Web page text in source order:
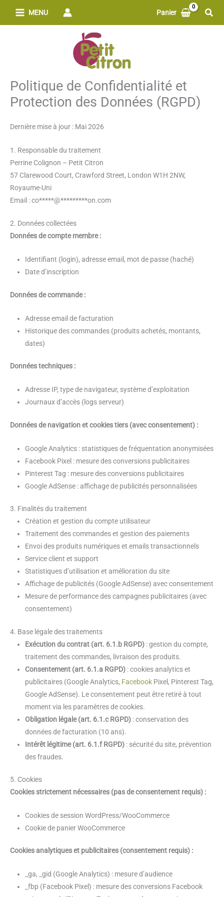
MENU Panier
Politique de Confidentialité et
Protection des Données (RGPD)
Dernière mise à jour : Mai 2026
1. Responsable du traitement
Perrine Colignon – Petit Citron
57 Clarewood Court, Crawford Street, London W1H 2NW,
Royaume-Uni
Email :co*****@*********on.com
2. Données collectées
Données de compte membre :
Identifiant (login), adresse email, mot de passe (haché)
Date d’inscription
Données de commande :
Adresse email de facturation
Historique des commandes (produits achetés, montants,
dates)
Données techniques :
Adresse IP, type de navigateur, système d’exploitation
Journaux d’accès (logs serveur)
Données de navigation et cookies tiers (avec consentement) :
Google Analytics : statistiques de fréquentation anonymisées
Facebook Pixel : mesure des conversions publicitaires
Pinterest Tag : mesure des conversions publicitaires
Google AdSense : affichage de publicités personnalisées
3. Finalités du traitement
Création et gestion du compte utilisateur
Traitement des commandes et gestion des paiements
Envoi des produits numériques et emails transactionnels
Service client et support
Statistiques d’utilisation et amélioration du site
Affichage de publicités (Google AdSense) avec consentement
Mesure de performance des campagnes publicitaires (avec
consentement)
4. Base légale des traitements
Exécution du contrat (art. 6.1.b RGPD) : gestion du compte,
traitement des commandes, livraison des produits.
Consentement (art. 6.1.a RGPD) : cookies analytics et
publicitaires (Google Analytics, Facebook Pixel, Pinterest Tag,
Google AdSense). Le consentement peut être retiré à tout
moment via les paramètres de cookies.
Obligation légale (art. 6.1.c RGPD) : conservation des
données de facturation (10 ans).
Intérêt légitime (art. 6.1.f RGPD) : sécurité du site, prévention
des fraudes.
5. Cookies
Cookies strictement nécessaires (pas de consentement requis) :
Cookies de session WordPress/WooCommerce
Cookie de panier WooCommerce
Cookies analytiques et publicitaires (consentement requis) :
_ga, _gid (Google Analytics) : mesure d’audience
_fbp (Facebook Pixel) : mesure des conversions Facebook